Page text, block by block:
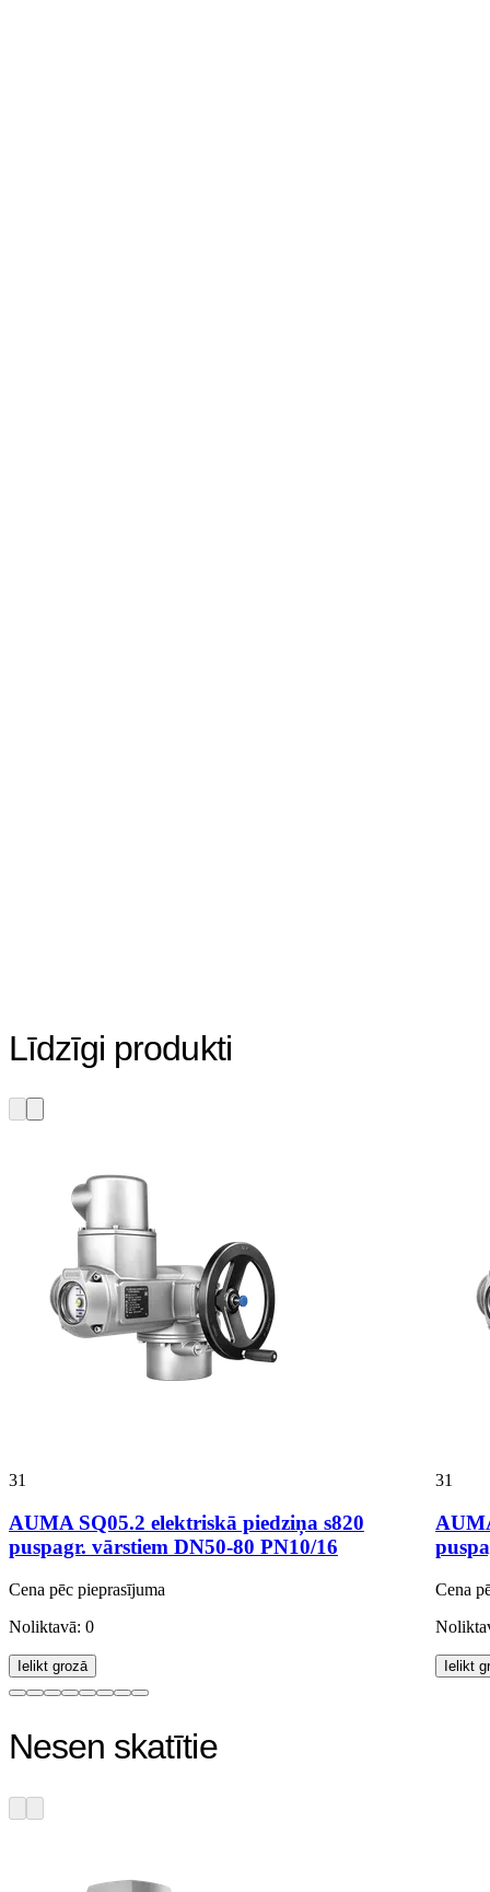
Līdzīgi produkti
31
AUMA SQ05.2 elektriskā piedziņa s820
puspagr. vārstiem DN50-80 PN10/16
Cena pēc pieprasījuma
Noliktavā: 0
Ielikt grozā
31
Cena
Ielikt
Nesen skatītie